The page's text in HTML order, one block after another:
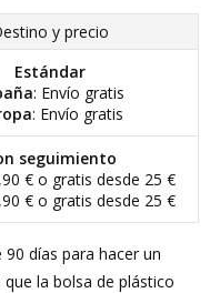
y precio
Estándar
: Envío gratis
: Envío gratis
seguimiento
€ o gratis desde 25 €
€ o gratis desde 25 €
días para hacer un
la bolsa de plástico